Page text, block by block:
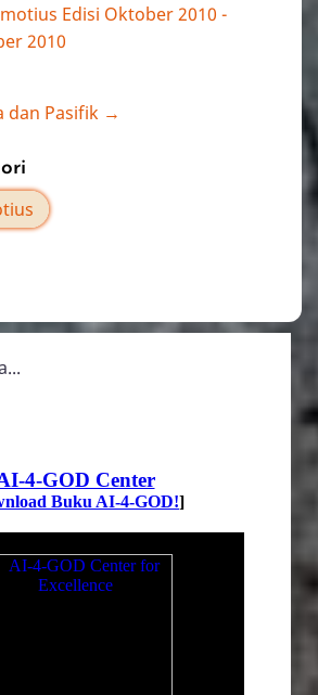
Edisi Oktober 2010 -
2010
dan Pasifik →